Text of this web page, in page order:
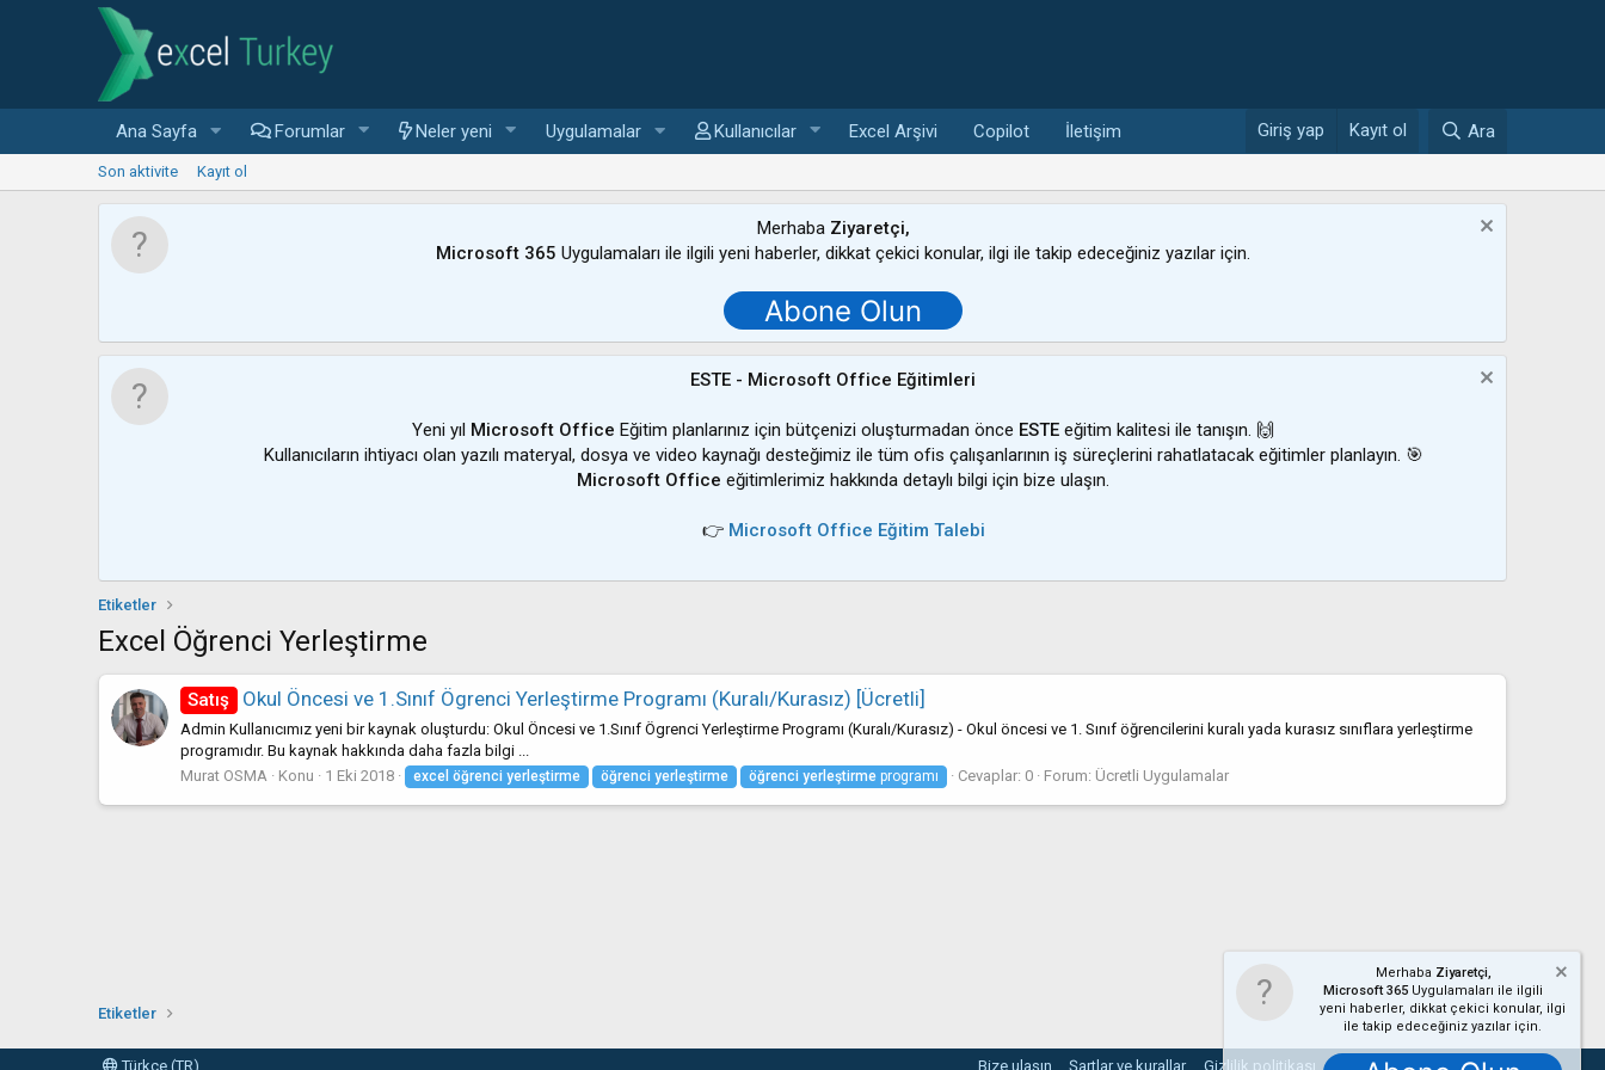
Ana Sayfa Forumlar Neler yeni Uygulamalar Kullanıcılar Excel Arşivi Copilot İletişim Giriş yap Kayıt ol Ara
Son aktivite Kayıt ol
Merhaba Ziyaretçi,
Microsoft 365 Uygulamaları ile ilgili yeni haberler, dikkat çekici konular, ilgi ile takip edeceğiniz yazılar için.
Abone Olun
ESTE - Microsoft Office Eğitimleri
Yeni yıl Microsoft Office Eğitim planlarınız için bütçenizi oluşturmadan önce ESTE eğitim kalitesi ile tanışın. 🙌
Kullanıcıların ihtiyacı olan yazılı materyal, dosya ve video kaynağı desteğimiz ile tüm ofis çalışanlarının iş süreçlerini rahatlatacak eğitimler planlayın. 🎯
Microsoft Office eğitimlerimiz hakkında detaylı bilgi için bize ulaşın.
👉 Microsoft Office Eğitim Talebi
Etiketler
Excel Öğrenci Yerleştirme
Satış Okul Öncesi ve 1.Sınıf Ögrenci Yerleştirme Programı (Kuralı/Kurasız) [Ücretli]
Admin Kullanıcımız yeni bir kaynak oluşturdu: Okul Öncesi ve 1.Sınıf Ögrenci Yerleştirme Programı (Kuralı/Kurasız) - Okul öncesi ve 1. Sınıf öğrencilerini kuralı yada kurasız sınıflara yerleştirme
programıdır. Bu kaynak hakkında daha fazla bilgi ...
Murat OSMA
Konu 1 Eki 2018 excel öğrenci yerleştirme öğrenci yerleştirme öğrenci yerleştirme programı Cevaplar: 0 Forum: Ücretli Uygulamalar
Etiketler
Türkçe (TR) Bize ulaşın Şartlar ve kurallar Gizlilik politikası Yardım Ana sayfa R
Merhaba Ziyaretçi,
Microsoft 365 Uygulamaları ile ilgili
yeni haberler, dikkat çekici konular, ilgi
ile takip edeceğiniz yazılar için.